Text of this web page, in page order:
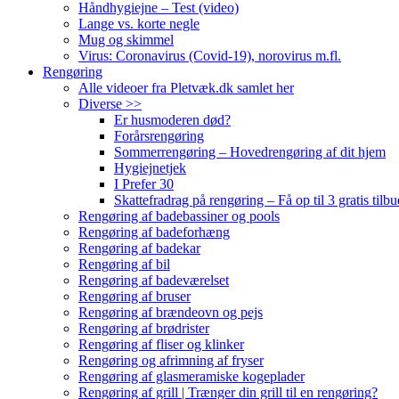
Håndhygiejne – Test (video)
Lange vs. korte negle
Mug og skimmel
Virus: Coronavirus (Covid-19), norovirus m.fl.
Rengøring
Alle videoer fra Pletvæk.dk samlet her
Diverse >>
Er husmoderen død?
Forårsrengøring
Sommerrengøring – Hovedrengøring af dit hjem
Hygiejnetjek
I Prefer 30
Skattefradrag på rengøring – Få op til 3 gratis
Rengøring af badebassiner og pools
Rengøring af badeforhæng
Rengøring af badekar
Rengøring af bil
Rengøring af badeværelset
Rengøring af bruser
Rengøring af brændeovn og pejs
Rengøring af brødrister
Rengøring af fliser og klinker
Rengøring og afrimning af fryser
Rengøring af glasmeramiske kogeplader
Rengøring af grill | Trænger din grill til en rengøring?